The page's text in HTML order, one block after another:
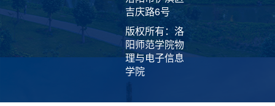
吉庆路6号
版权所有：洛
阳师范学院物
理与电子信息
学院